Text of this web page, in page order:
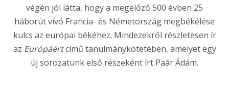
végén jól látta, hogy a megelőző 500 évben 25
háborút vívó Francia- és Németország megbékélése
kulcs az európai békéhez. Mindezekről részletesen ír
az Európáértcímű tanulmánykötetében, amelyet egy
új sorozatunk első részeként írt Paár Ádám.